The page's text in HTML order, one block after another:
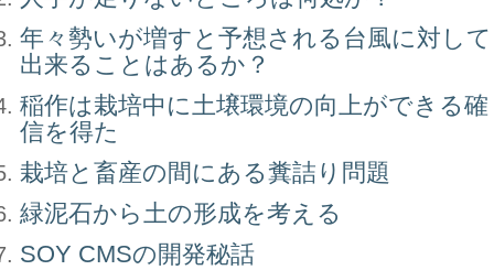
年々勢いが増すと予想される台風に対して
出来ることはあるか？
稲作は栽培中に土壌環境の向上ができる確
信を得た
栽培と畜産の間にある糞詰り問題
緑泥石から土の形成を考える
SOY CMSの開発秘話